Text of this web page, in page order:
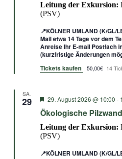
Leitung der Exkursion:
(PSV)
📍KÖLNER UMLAND (K/GL/
Mail etwa 14 Tage vor dem
Anreise Ihr E-mail Postfach
(kurzfristige Änderungen
Tickets kaufen
50,00€ 14
SA.
29 Empfohlen
29. August 2026 @ 10:00 -
Ökologische
Leitung der Exkursion:
(PSV)
📍KÖLNER UMLAND (K/GL/